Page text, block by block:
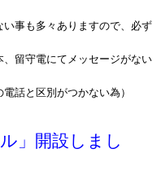
事も多々ありますので、必ず
留守電にてメッセージがない
話と区別がつかない為）
」開設しまし